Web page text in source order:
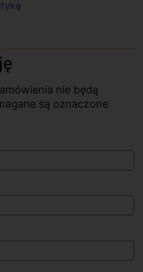
nie będą
są oznaczone